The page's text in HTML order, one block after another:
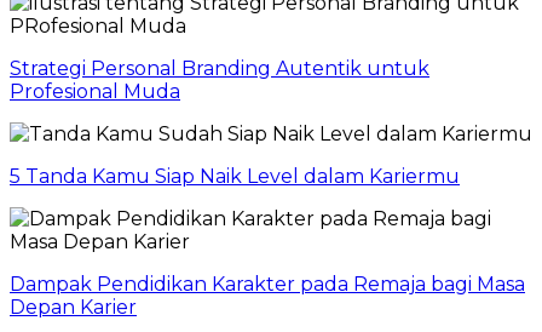
Strategi Personal Branding Autentik untuk
Profesional Muda
5 Tanda Kamu Siap Naik Level dalam Kariermu
Dampak Pendidikan Karakter pada Remaja bagi Masa
Depan Karier